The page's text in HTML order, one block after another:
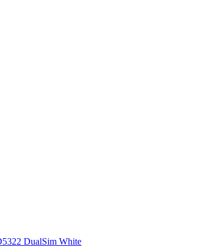
DualSim White